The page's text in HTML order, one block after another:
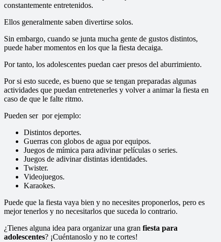
constantemente entretenidos.
Ellos generalmente saben divertirse solos.
Sin embargo, cuando se junta mucha gente de gustos distintos,
puede haber momentos en los que la fiesta decaiga.
Por tanto, los adolescentes puedan caer presos del aburrimiento.
Por si esto sucede, es bueno que se tengan preparadas algunas
actividades que puedan entretenerles y volver a animar la fiesta en
caso de que le falte ritmo.
Pueden ser por ejemplo:
Distintos deportes.
Guerras con globos de agua por equipos.
Juegos de mímica para adivinar películas o series.
Juegos de adivinar distintas identidades.
Twister.
Videojuegos.
Karaokes.
Puede que la fiesta vaya bien y no necesites proponerlos, pero es
mejor tenerlos y no necesitarlos que suceda lo contrario.
¿Tienes alguna idea para organizar una gran fiesta para
adolescentes? ¡Cuéntanoslo y no te cortes!